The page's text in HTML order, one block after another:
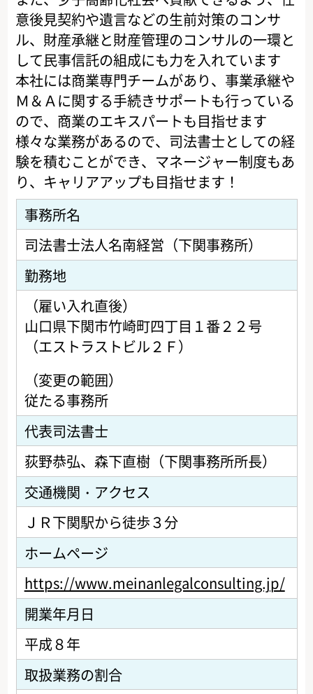
意後見契約や遺言などの生前対策のコンサ
ル、財産承継と財産管理のコンサルの一環と
して民事信託の組成にも力を入れています
本社には商業専門チームがあり、事業承継や
Ｍ＆Ａに関する手続きサポートも行っている
ので、商業のエキスパートも目指せます
様々な業務があるので、司法書士としての経
験を積むことができ、マネージャー制度もあ
り、キャリアアップも目指せます！
事務所名
司法書士法人名南経営（下関事務所）
勤務地
（雇い入れ直後）
山口県下関市竹崎町四丁目１番２２号
（エストラストビル２Ｆ）
（変更の範囲）
従たる事務所
代表司法書士
荻野恭弘、森下直樹（下関事務所所長）
交通機関・アクセス
ＪＲ下関駅から徒歩３分
ホームページ
https://www.meinanlegalconsulting.jp/
開業年月日
平成８年
取扱業務の割合